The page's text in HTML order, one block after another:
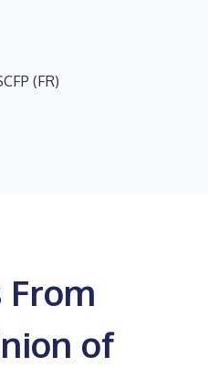
(FR)
From
of